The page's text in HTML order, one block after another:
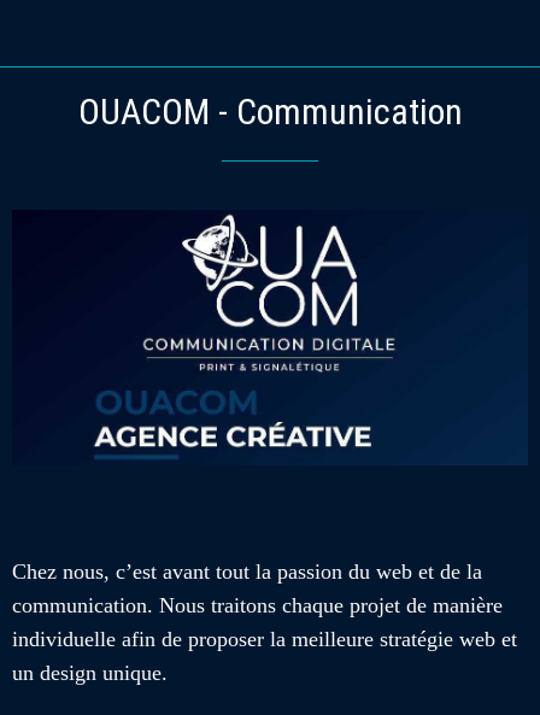
OUACOM - Communication
Chez nous, c’est avant tout la passion du web et de la
communication. Nous traitons chaque projet de manière
individuelle afin de proposer la meilleure stratégie web et
un design unique.